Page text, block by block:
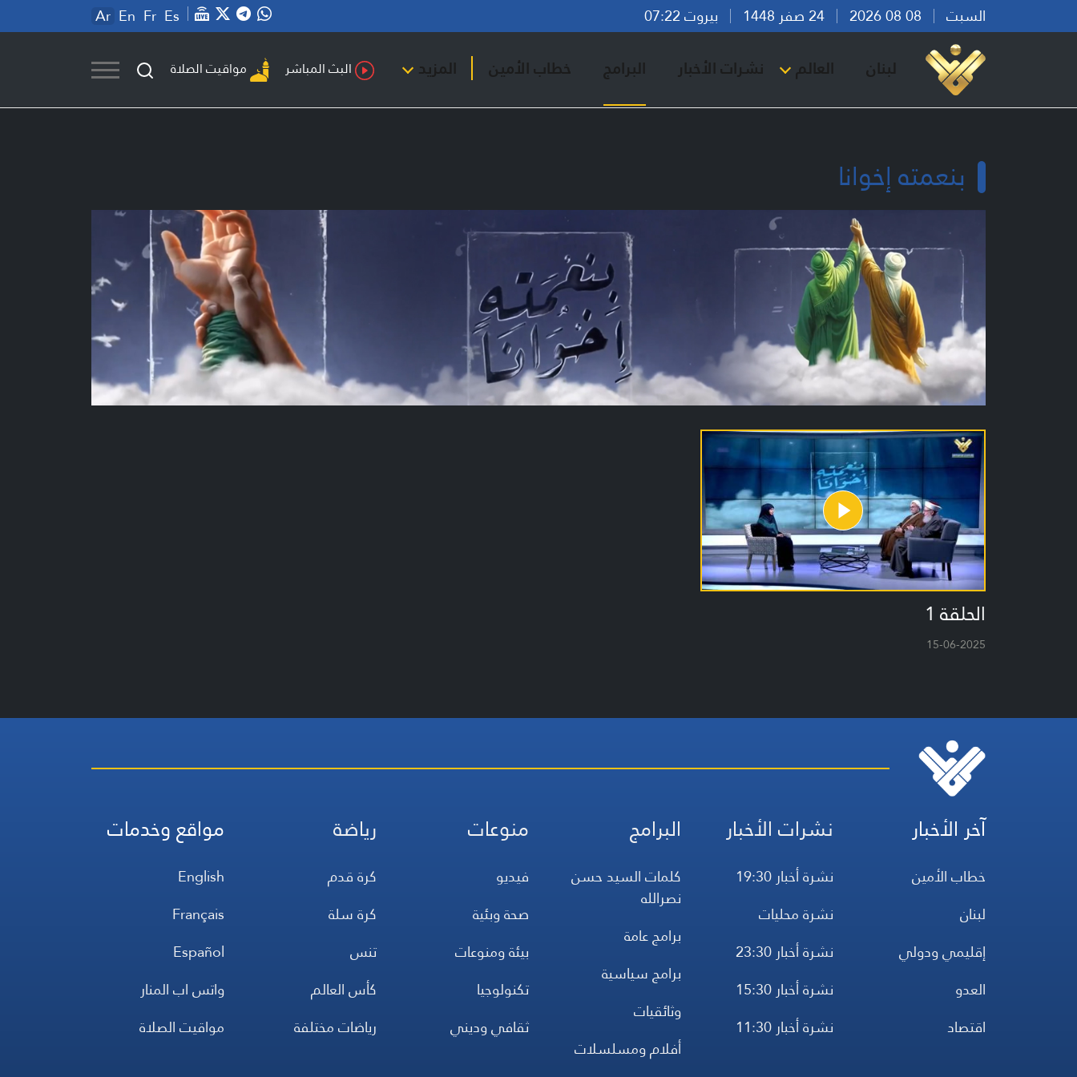
السبت بيروت 07:22 Ar En Fr Es
لبنان العالم نشرات الأخبار البرامج خطاب الأمين المزيد البث المباشر مواقيت الصلاة
بنعمته إخوانا
الحلقة 1
15-06-2025
آخر الأخبار
خطاب الأمين
لبنان
إقليمي ودولي
العدو
اقتصاد
نشرات الأخبار
نشرة أخبار 19:30
نشرة محليات
نشرة أخبار 23:30
نشرة أخبار 15:30
نشرة أخبار 11:30
البرامج
كلمات السيد حسن
نصرالله
برامج عامة
برامج سياسية
وثائقيات
أفلام ومسلسلات
منوعات
فيديو
صحة وبئية
بيئة ومنوعات
تكنولوجيا
ثقافي وديني
رياضة
كرة قدم
كرة سلة
تنس
كأس العالم
رياضات مختلفة
مواقع وخدمات
English
Français
Español
واتس اب المنار
مواقيت الصلاة